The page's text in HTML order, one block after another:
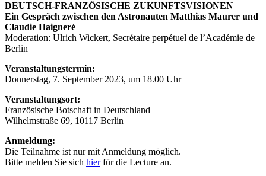
DEUTSCH-FRANZÖSISCHE ZUKUNFTSVISIONEN
Ein Gespräch zwischen den Astronauten Matthias Maurer und
Claudie Haigneré
Moderation: Ulrich Wickert, Secrétaire perpétuel de l’Académie de
Berlin
Veranstaltungstermin:
Donnerstag, 7. September 2023, um 18.00 Uhr
Veranstaltungsort:
Französische Botschaft in Deutschland
Wilhelmstraße 69, 10117 Berlin
Anmeldung:
Die Teilnahme ist nur mit Anmeldung möglich.
Bitte melden Sie sich hierfür die Lecture an.